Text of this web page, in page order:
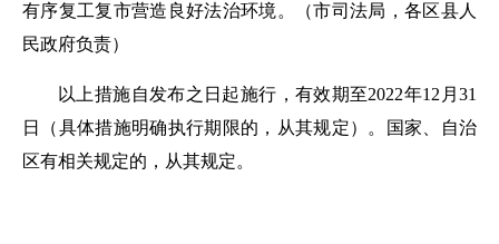
有序复工复市营造良好法治环境。
（市司法局，各区县人
民政府负责）
以上措施自发布之日起施行，有效期至2022年12月31
日（具体措施明确执行期限的，从其规定）。国家、自治
区有相关规定的，从其规定。